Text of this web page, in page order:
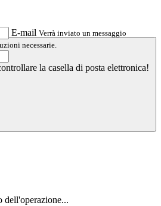
E-mail Verrà inviato un messaggio
necessarie.
la casella di posta elettronica!
dell'operazione...